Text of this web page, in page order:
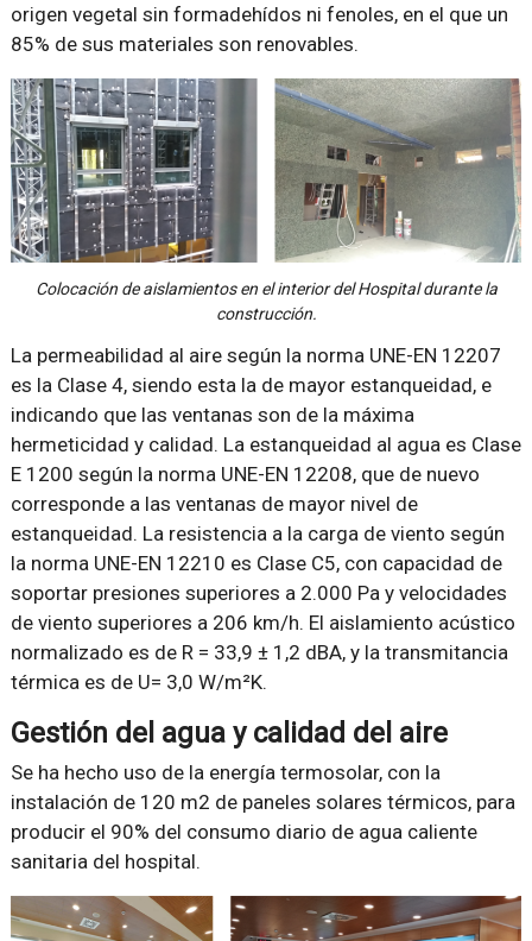
origen vegetal sin formadehídos ni fenoles, en el que un
85% de sus materiales son renovables.
Colocación de aislamientos en el interior del Hospital durante la
construcción.
La permeabilidad al aire según la norma UNE-EN 12207
es la Clase 4, siendo esta la de mayor estanqueidad, e
indicando que las ventanas son de la máxima
hermeticidad y calidad. La estanqueidad al agua es Clase
E 1200 según la norma UNE-EN 12208, que de nuevo
corresponde a las ventanas de mayor nivel de
estanqueidad. La resistencia a la carga de viento según
la norma UNE-EN 12210 es Clase C5, con capacidad de
soportar presiones superiores a 2.000 Pa y velocidades
de viento superiores a 206 km/h. El aislamiento acústico
normalizado es de R = 33,9 ± 1,2 dBA, y la transmitancia
térmica es de U= 3,0 W/m²K.
Gestión del agua y calidad del aire
Se ha hecho uso de la energía termosolar, con la
instalación de 120 m2 de paneles solares térmicos, para
producir el 90% del consumo diario de agua caliente
sanitaria del hospital.